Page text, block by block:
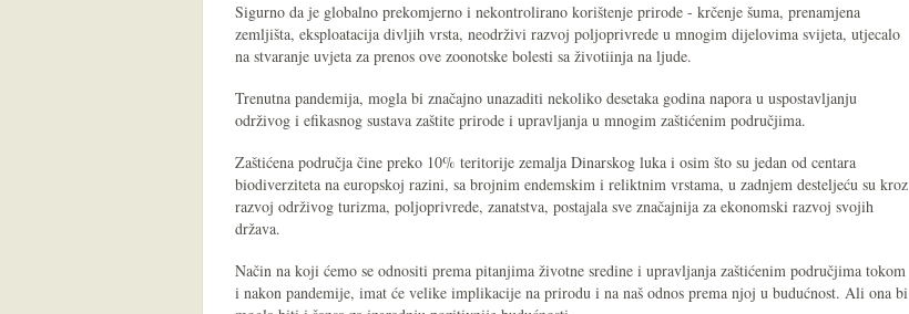
Sigurno da je globalno prekomjerno i nekontrolirano korištenje prirode - krčenje šuma, prenamjena
zemljišta, eksploatacija divljih vrsta, neodrživi razvoj poljoprivrede u mnogim dijelovima svijeta, utjecalo
na stvaranje uvjeta za prenos ove zoonotske bolesti sa životiinja na ljude.
Trenutna pandemija, mogla bi značajno unazaditi nekoliko desetaka godina napora u uspostavljanju
održivog i efikasnog sustava zaštite prirode i upravljanja u mnogim zaštićenim područjima.
Zaštićena područja čine preko 10% teritorije zemalja Dinarskog luka i osim što su jedan od centara
biodiverziteta na europskoj razini, sa brojnim endemskim i reliktnim vrstama, u zadnjem desteljeću su kroz
razvoj održivog turizma, poljoprivrede, zanatstva, postajala sve značajnija za ekonomski razvoj svojih
država.
Način na koji ćemo se odnositi prema pitanjima životne sredine i upravljanja zaštićenim područjima tokom
i nakon pandemije, imat će velike implikacije na prirodu i na naš odnos prema njoj u budućnost. Ali ona bi